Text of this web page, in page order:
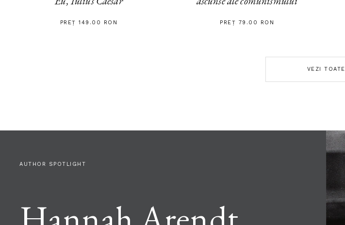
PREȚ 149.00 RON PREȚ 79.00 RON
VEZI TOATE
AUTHOR SPOTLIGHT